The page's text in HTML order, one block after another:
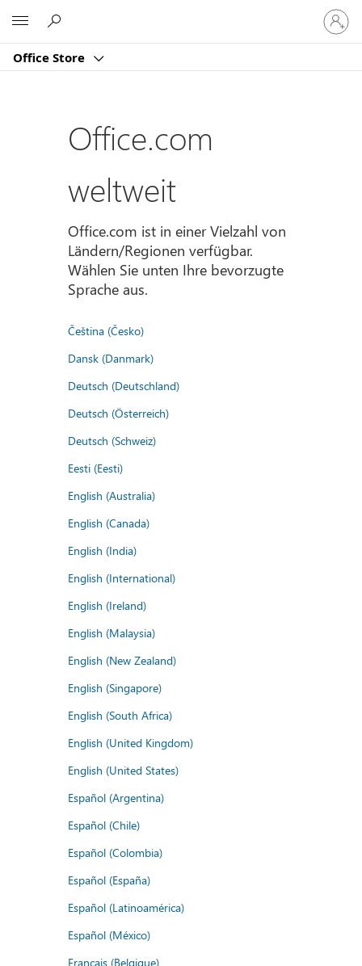
Office Store
Bei
Ihrem
Konto
Office.com
weltweit
Office.com ist in einer Vielzahl von
Ländern/Regionen verfügbar.
Wählen Sie unten Ihre bevorzugte
Sprache aus.
Čeština (Česko)
Dansk (Danmark)
Deutsch (Deutschland)
Deutsch (Österreich)
Deutsch (Schweiz)
Eesti (Eesti)
English (Australia)
English (Canada)
English (India)
English (International)
English (Ireland)
English (Malaysia)
English (New Zealand)
English (Singapore)
English (South Africa)
English (United Kingdom)
English (United States)
Español (Argentina)
Español (Chile)
Español (Colombia)
Español (España)
Español (Latinoamérica)
Español (México)
Français (Belgique)